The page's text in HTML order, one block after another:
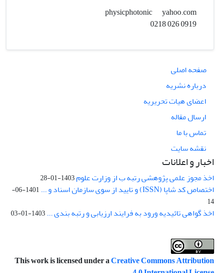
yahoo.com
صفحه اصلی
درباره نشریه
اعضای هیات تحریریه
ارسال مقاله
تماس با ما
نقشه سایت
اخبار و اعلانات
اخذ مجوز علمی پژوهشی رتبه ب از وزارت علوم1403-01-28
اختصاص کد شاپا (ISSN) و تایید از سوی سازمان اسناد و ...
1401-06-
14
اخذ گواهی تائیدیه ورود به فرایند ارزیابی و رتبه بندی ...1403-01-03
This work is licensed under aCreative Commons Attribution